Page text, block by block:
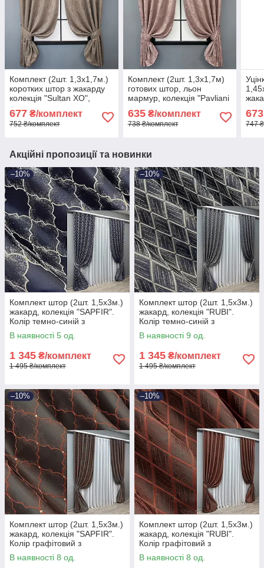
Комплект (2шт. 1,3х1,7м.)
коротких штор з жакарду
колекція "Sultan XO",
Код 1682ш 35-0321
677 ₴/комплект
752 ₴/комплект
Комплект (2шт. 1,3х1,7м)
готових штор, льон
мармур, колекція "Pavliani
1716ш 35-0342
635₴/комплект
738 ₴/комплект
673
747
Акційні пропозиції та новинки
–10%
Комплект штор (2шт. 1,5х3м.)
жакард, колекція "SAPFIR".
Колір темно-синій з
молочним. Код 1751ш 33-
0715
В наявності 5 од.
1 345 ₴/комплект
1 495 ₴/комплект
–10%
Комплект штор (2шт. 1,5х3м.)
жакард, колекція "RUBI".
Колір темно-синій з
молочним. Код 1758ш 33-
0716
В наявності 9 од.
1 345 ₴/комплект
1 495 ₴/комплект
–10%
Комплект штор (2шт. 1,5х3м.)
жакард, колекція "SAPFIR".
Колір графітовий з
теракотовим. Код 1752ш 33-
0718
В наявності 8 од.
–10%
Комплект штор (2шт. 1,5х3м.)
жакард, колекція "RUBI".
Колір графітовий з
теракотовим. Код 1762ш 33-
0717
В наявності 8 од.